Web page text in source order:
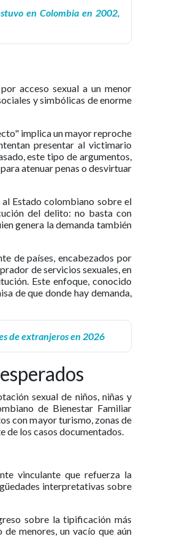
en Colombia en 2002,
acceso sexual a un menor
y simbólicas de enorme
implica un mayor reproche
presentar al victimario
este tipo de argumentos,
atenuar penas o desvirtuar
Estado colombiano sobre el
del delito: no basta con
genera la demanda también
de países, encabezados por
de servicios sexuales, en
Este enfoque, conocido
de que donde hay demanda,
de extranjeros en 2026
sexual de niños, niñas y
de Bienestar Familiar
con mayor turismo, zonas de
los casos documentados.
vinculante que refuerza la
interpretativas sobre
sobre la tipificación más
menores, un vacío que aún